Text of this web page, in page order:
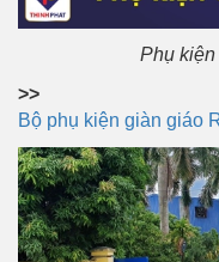
Phụ
>>
Bộ phụ kiện giàn giáo